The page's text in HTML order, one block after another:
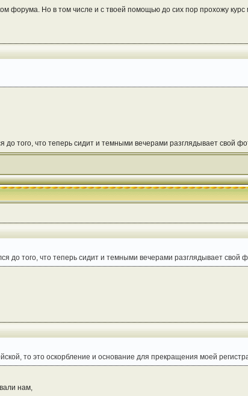
форума. Но в том числе и с твоей помощью до сих пор прохожу курс
до того, что теперь сидит и темными вечерами разглядывает свой
до того, что теперь сидит и темными вечерами разглядывает свой
то это оскорбление и основание для прекращения моей
нам,